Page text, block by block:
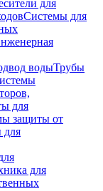
для
Системы для
водыТрубы
для
защиты от
для
для